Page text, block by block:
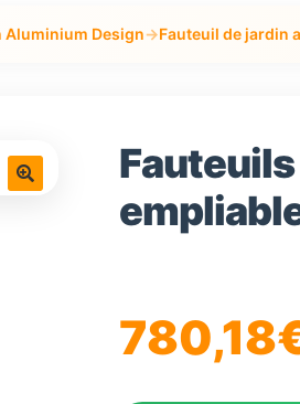
Aluminium Design→Fauteuil de jardin
780,18